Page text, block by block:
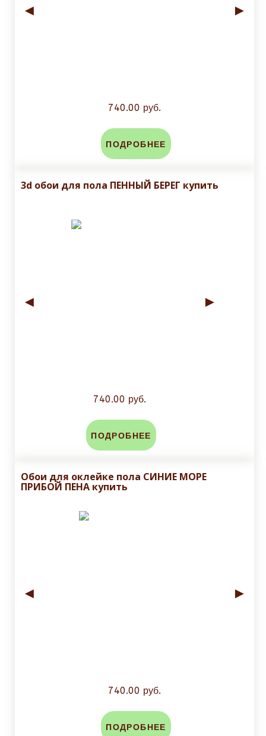
◄ ►
740.00 руб.
ПОДРОБНЕЕ
3d обои для пола ПЕННЫЙ БЕРЕГ купить
◄ ►
740.00 руб.
ПОДРОБНЕЕ
Обои для оклейке пола СИНИЕ МОРЕ
ПРИБОЙ ПЕНА купить
◄ ►
740.00 руб.
ПОДРОБНЕЕ